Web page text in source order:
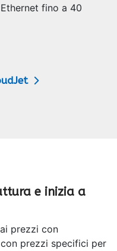
fino a 40
e inizia a
prezzi con
prezzi specifici per